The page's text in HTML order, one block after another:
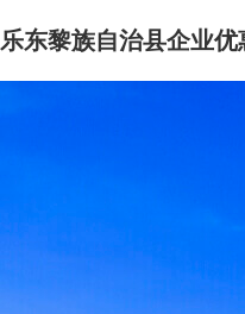
乐东黎族自治县企业优